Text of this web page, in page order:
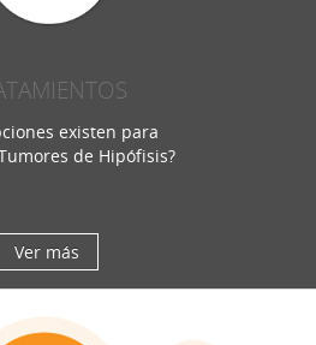
existen para
de Hipófisis?
Ver más